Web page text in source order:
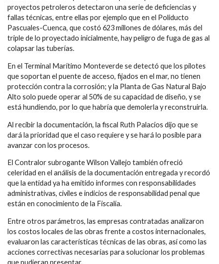
proyectos petroleros detectaron una serie de deficiencias y
fallas técnicas, entre ellas por ejemplo que en el Poliducto
Pascuales-Cuenca, que costó 623 millones de dólares, más del
triple de lo proyectado inicialmente, hay peligro de fuga de gas al
colapsar las tuberías.
En el Terminal Marítimo Monteverde se detectó que los pilotes
que soportan el puente de acceso, fijados en el mar, no tienen
protección contra la corrosión; y la Planta de Gas Natural Bajo
Alto solo puede operar al 50% de su capacidad de diseño, y se
está hundiendo, por lo que habría que demolerla y reconstruirla.
Al recibir la documentación, la fiscal Ruth Palacios dijo que se
dará la prioridad que el caso requiere y se hará lo posible para
avanzar con los procesos.
El Contralor subrogante Wilson Vallejo también ofreció
celeridad en el análisis de la documentación entregada y recordó
que la entidad ya ha emitido informes con responsabilidades
administrativas, civiles e indicios de responsabilidad penal que
están en conocimiento de la Fiscalía.
Entre otros parámetros, las empresas contratadas analizaron
los costos locales de las obras frente a costos internacionales,
evaluaron las características técnicas de las obras, así como las
acciones correctivas necesarias para solucionar los problemas
que pudieran presentar.